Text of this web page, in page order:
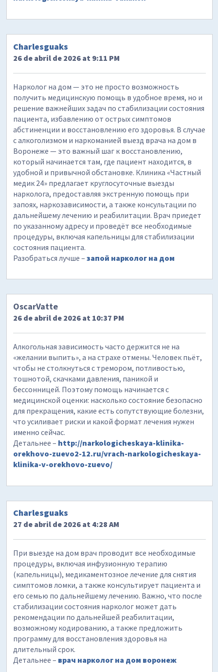
Charlesguaks
26 de abril de 2026 at 9:11 PM
Нарколог на дом — это не просто возможность
получить медицинскую помощь в удобное время, но и
решение важнейших задач по стабилизации состояния
пациента, избавлению от острых симптомов
абстиненции и восстановлению его здоровья. В случае
с алкоголизмом и наркоманией выезд врача на дом в
Воронеже — это важный шаг к восстановлению,
который начинается там, где пациент находится, в
удобной и привычной обстановке. Клиника «Частный
медик 24» предлагает круглосуточные выезды
нарколога, предоставляя экстренную помощь при
запоях, наркозависимости, а также консультации по
дальнейшему лечению и реабилитации. Врач приедет
по указанному адресу и проведёт все необходимые
процедуры, включая капельницы для стабилизации
состояния пациента.
Разобраться лучше –запой нарколог на дом
OscarVatte
26 de abril de 2026 at 10:37 PM
Алкогольная зависимость часто держится не на
«желании выпить», а на страхе отмены. Человек пьёт,
чтобы не столкнуться с тремором, потливостью,
тошнотой, скачками давления, паникой и
бессонницей. Поэтому помощь начинается с
медицинской оценки: насколько состояние безопасно
для прекращения, какие есть сопутствующие болезни,
что усиливает риски и какой формат лечения нужен
именно сейчас.
Детальнее – http://narkologicheskaya-klinika-
orekhovo-zuevo2-12.ru/vrach-narkologicheskaya-
klinika-v-orekhovo-zuevo/
Charlesguaks
27 de abril de 2026 at 4:28 AM
При выезде на дом врач проводит все необходимые
процедуры, включая инфузионную терапию
(капельницы), медикаментозное лечение для снятия
симптомов ломки, а также консультирует пациента и
его семью по дальнейшему лечению. Важно, что после
стабилизации состояния нарколог может дать
рекомендации по дальнейшей реабилитации,
возможному кодированию, а также предложить
программу для восстановления здоровья на
длительный срок.
Детальнее – врач нарколог на дом воронеж